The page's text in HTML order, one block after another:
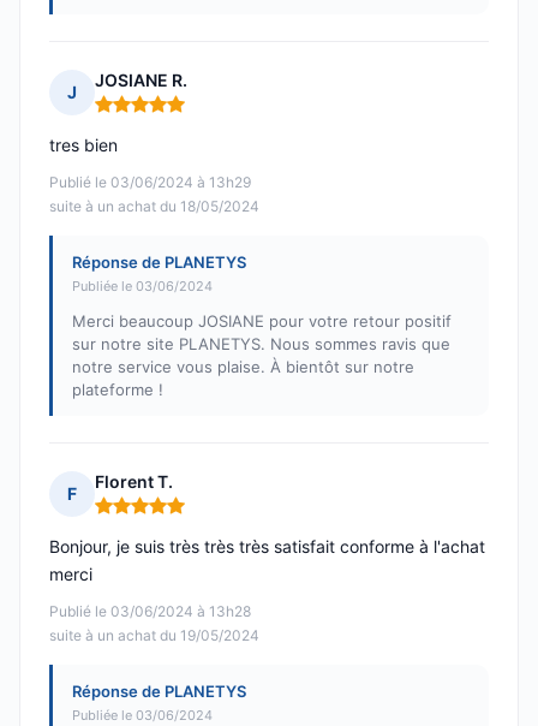
J
JOSIANE R.
Note : 5 sur 5
Publié le 03/06/2024 à 13h29
suite à un achat du 18/05/2024
tres bien
Réponse de PLANETYS
Publiée le 03/06/2024
Merci beaucoup JOSIANE pour votre retour positif
sur notre site PLANETYS. Nous sommes ravis que
notre service vous plaise. À bientôt sur notre
plateforme !
F
Florent T.
Note : 5 sur 5
Publié le 03/06/2024 à 13h28
suite à un achat du 19/05/2024
Bonjour, je suis très très très satisfait conforme à l'achat
merci
Réponse de PLANETYS
Publiée le 03/06/2024